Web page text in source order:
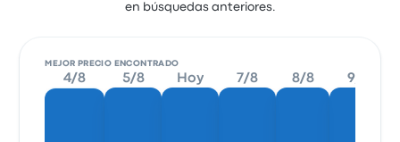
en búsquedas anteriores.
MEJOR PRECIO ENCONTRADO
4/8 5/8 Hoy 7/8 8/8 9/8